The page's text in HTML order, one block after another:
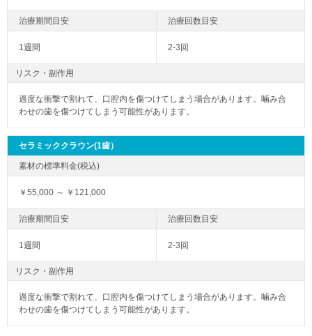
1週間 2-3回
リスク・副作用
過度な衝撃で割れて、口腔内を傷つけてしまう場合があります。噛み合
わせの歯を傷つけてしまう可能性があります。
セラミッククラウン(1歯）
￥55,000 ～ ￥121,000
1週間 2-3回
リスク・副作用
過度な衝撃で割れて、口腔内を傷つけてしまう場合があります。噛み合
わせの歯を傷つけてしまう可能性があります。